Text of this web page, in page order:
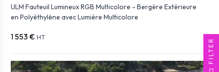
ULM Fauteuil Lumineux RGB Multicolore - Bergère Extérieure
en Polyéthylène avec Lumière Multicolore
1 553 € HT
FILTER